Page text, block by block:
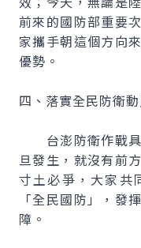
前來的國防部重要
家攜手朝這個方向
優勢。
四、落實全民防衛
台澎防衛作戰具
旦發生，就沒有前
寸土必爭，大家共
「全民國防」，發
障。